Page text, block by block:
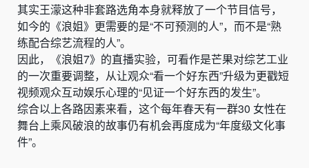
其实王濛这种非套路选角本身就释放了一个节目信号，
如今的《浪姐》更需要的是“不可预测的人”，而不是“熟
练配合综艺流程的人”。
因此，《浪姐7》的直播实验，可看作是芒果对综艺工业
的一次重要调整，从让观众“看一个好东西”升级为更戳短
视频观众互动娱乐心理的“见证一个好东西的发生”。
综合以上各路因素来看，这个每年春天有一群30 女性在
舞台上乘风破浪的故事仍有机会再度成为“年度级文化事
件”。